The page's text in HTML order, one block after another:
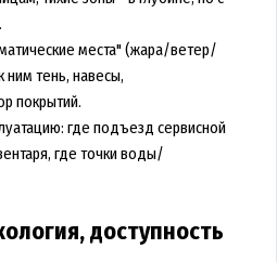
места" (жара/ветер/
ним тень, навесы,
покрытий.
где подъезд сервисной
где точки воды/
доступность